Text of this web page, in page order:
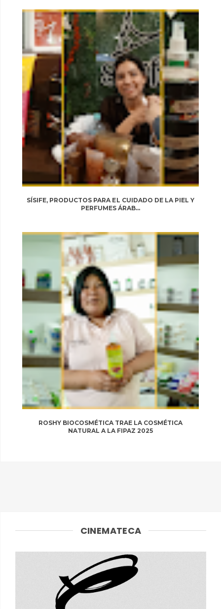
SÍSIFE, PRODUCTOS PARA EL CUIDADO DE LA PIEL Y
PERFUMES ÁRAB...
ROSHY BIOCOSMÉTICA TRAE LA COSMÉTICA
NATURAL A LA FIPAZ 2025
CINEMATECA